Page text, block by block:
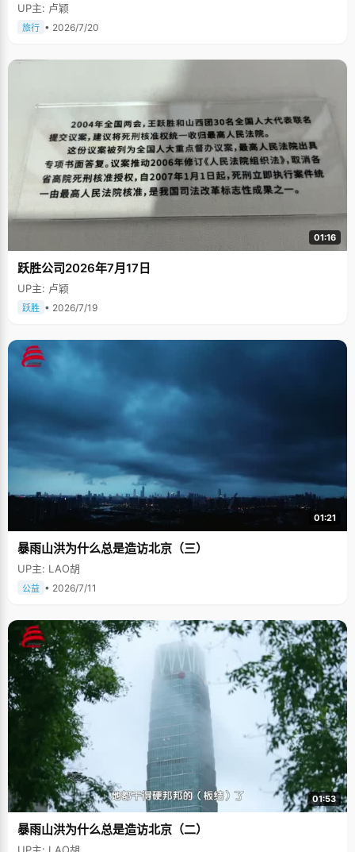
UP主: 卢颖
旅行 • 2026/7/20
01:16
跃胜公司2026年7月17日
UP主: 卢颖
跃胜 • 2026/7/19
01:21
暴雨山洪为什么总是造访北京（三）
UP主: LAO胡
公益 • 2026/7/11
01:53
暴雨山洪为什么总是造访北京（二）
UP主: LAO胡